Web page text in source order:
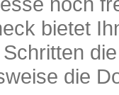
bietet
die